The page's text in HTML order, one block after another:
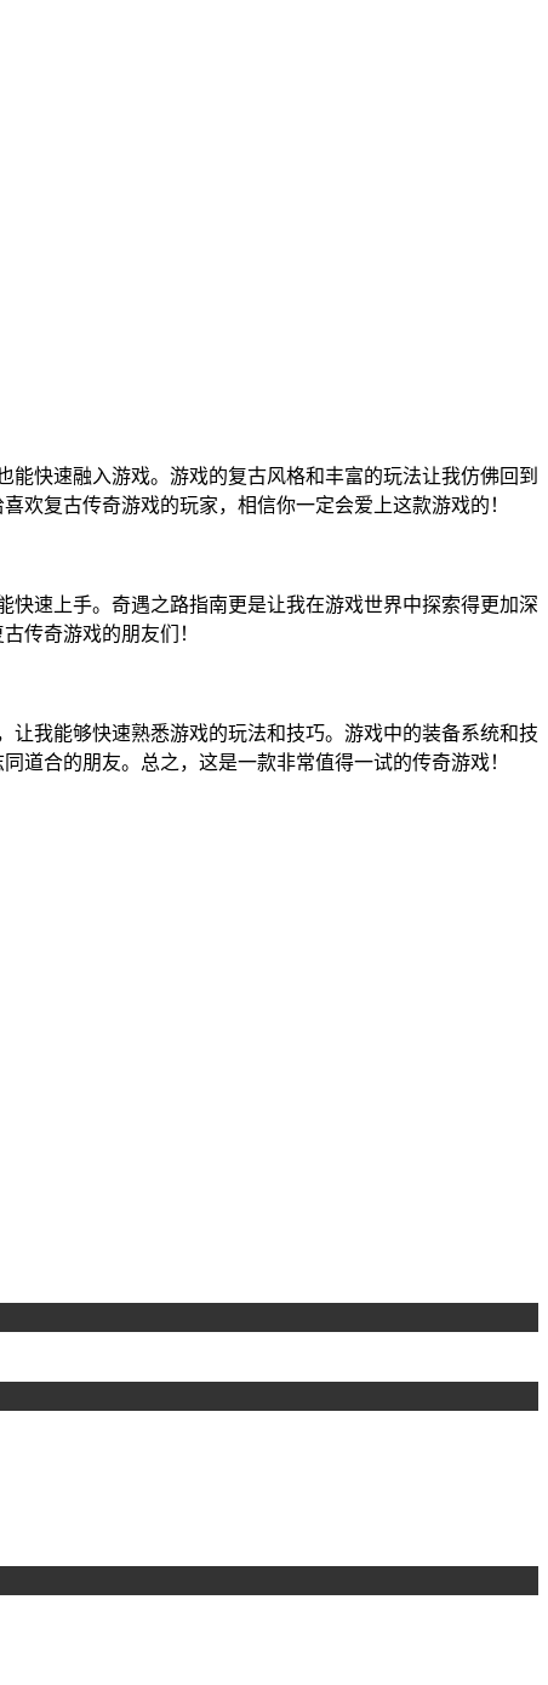
快速融入游戏。游戏的复古风格和丰富的玩法让我仿佛回到
欢复古传奇游戏的玩家，相信你一定会爱上这款游戏的！
速上手。奇遇之路指南更是让我在游戏世界中探索得更加深
传奇游戏的朋友们！
我能够快速熟悉游戏的玩法和技巧。游戏中的装备系统和技
道合的朋友。总之，这是一款非常值得一试的传奇游戏！